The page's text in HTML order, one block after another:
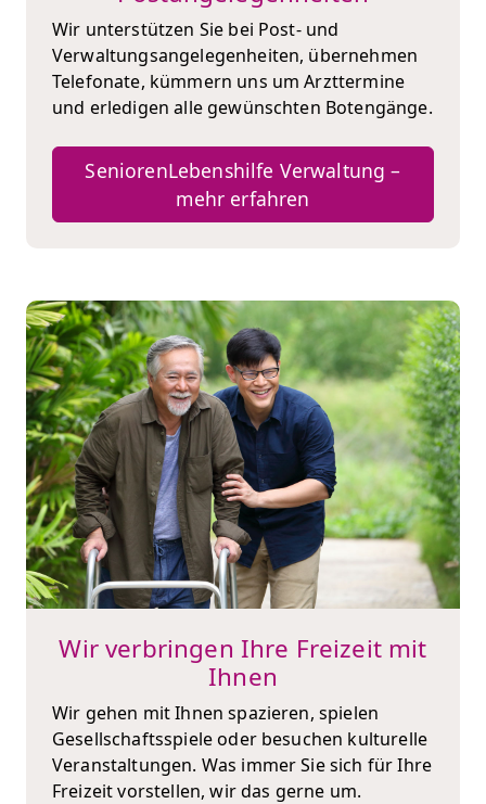
Wir unterstützen Sie bei Post- und
Verwaltungsangelegenheiten, übernehmen
Telefonate, kümmern uns um Arzttermine
und erledigen alle gewünschten Botengänge.
SeniorenLebenshilfe Verwaltung –
mehr erfahren
Wir verbringen Ihre Freizeit mit
Ihnen
Wir gehen mit Ihnen spazieren, spielen
Gesellschaftsspiele oder besuchen kulturelle
Veranstaltungen. Was immer Sie sich für Ihre
Freizeit vorstellen, wir das gerne um.